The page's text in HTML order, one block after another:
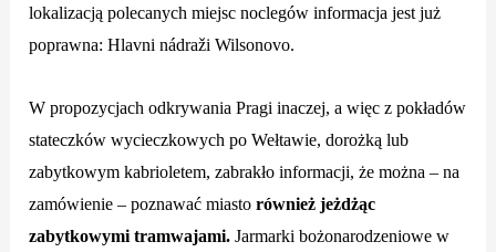
lokalizacją polecanych miejsc noclegów informacja jest już
poprawna: Hlavni nádraži Wilsonovo.
W propozycjach odkrywania Pragi inaczej, a więc z pokładów
stateczków wycieczkowych po Wełtawie, dorożką lub
zabytkowym kabrioletem, zabrakło informacji, że można – na
zamówienie – poznawać miastorównież jeżdżąc
zabytkowymi tramwajami. Jarmarki bożonarodzeniowe w